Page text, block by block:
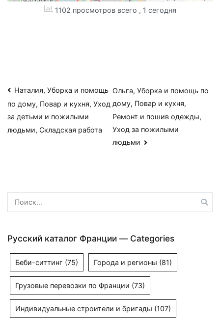
1102 просмотров всего , 1 сегодня
Навигация
по
записям
Наталия, Уборка и помощь
по дому, Повар и кухня, Уход
за детьми и пожилыми
людьми, Складская работа
Ольга, Уборка и помощь по
дому, Повар и кухня,
Ремонт и пошив одежды,
Уход за пожилыми
людьми
Найти:
Русский каталог Франции — Categories
Беби-ситтинг (75) Города и регионы (81)
Грузовые перевозки по Франции (73)
Индивидуальные строители и бригады (107)